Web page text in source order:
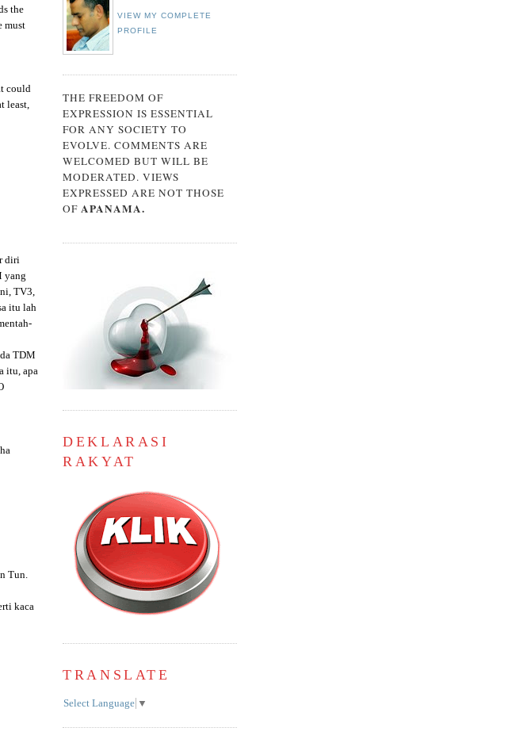
the
must
could
least,
diri
yang
TV3,
itu lah
TDM
itu, apa
Tun.
kaca
VIEW MY COMPLETE
PROFILE
THE FREEDOM OF
EXPRESSION IS ESSENTIAL
FOR ANY SOCIETY TO
EVOLVE. COMMENTS ARE
WELCOMED BUT WILL BE
MODERATED. VIEWS
EXPRESSED ARE NOT THOSE
OF APANAMA.
DEKLARASI
RAKYAT
TRANSLATE
Select Language ▼